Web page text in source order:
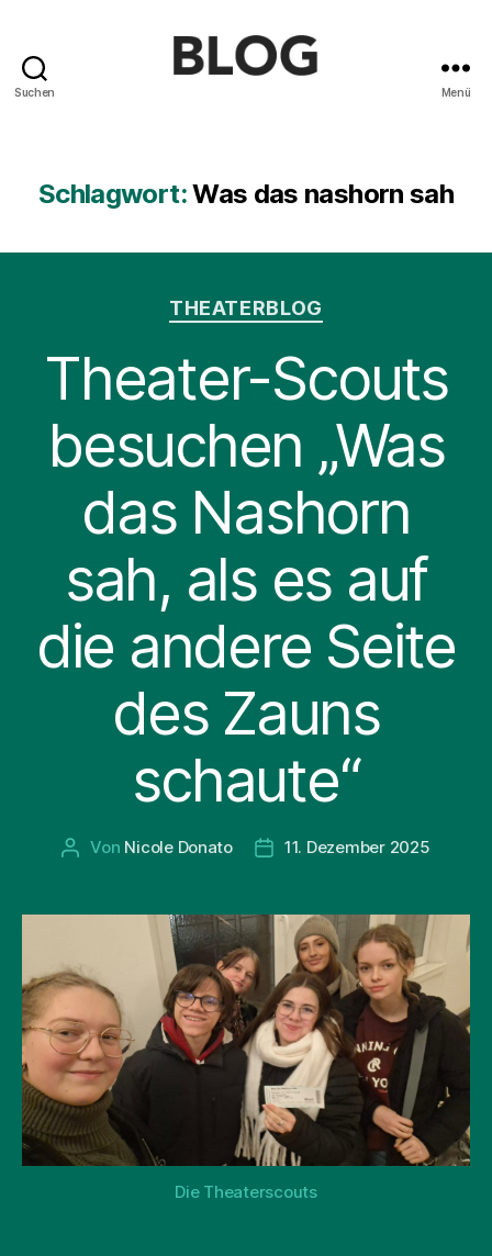
Suchen
Staatstheaters
Menü
Schlagwort:Was das nashorn sah
Kategorien
THEATERBLOG
Theater-Scouts
besuchen „Was
das Nashorn
sah, als es auf
die andere Seite
des Zauns
schaute“
Beitragsautor
Von Nicole Donato Beitragsdatum
11. Dezember 2025
Die Theaterscouts